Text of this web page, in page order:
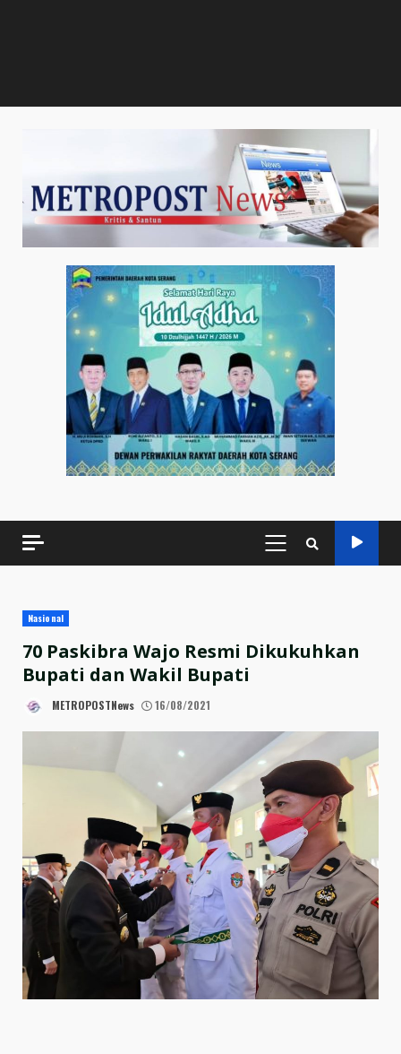
PRIMARY
MENU
Nasional
70 Paskibra Wajo Resmi Dikukuhkan
Bupati dan Wakil Bupati
METROPOSTNews 16/08/2021